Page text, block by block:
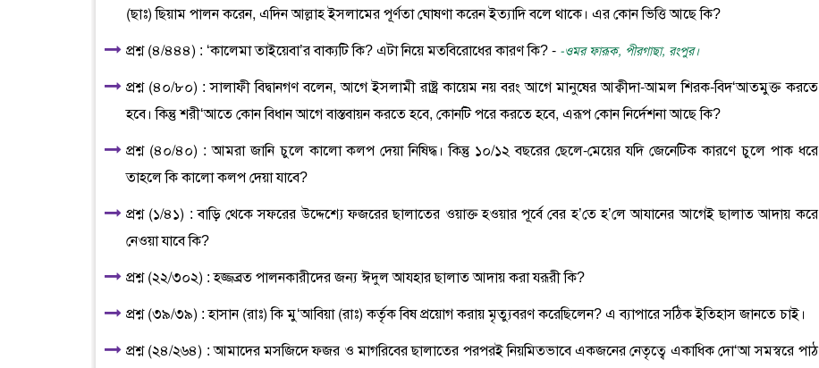
(ছাঃ) ছিয়াম পালন করেন, এদিন আল্লাহ ইসলামের পূর্ণতা ঘোষণা করেন ইত্যাদি বলে থাকে। এর কোন ভিত্তি আছে কি?
প্রশ্ন (৪/৪৪৪) : ‘কালেমা তাইয়েবা’র বাক্যটি কি? এটা নিয়ে মতবিরোধের কারণ কি? - -ওমর ফারূক, পীরগাছা, রংপুর।
প্রশ্ন (৪০/৮০) : সালাফী বিদ্বানগণ বলেন, আগে ইসলামী রাষ্ট্র কায়েম নয় বরং আগে মানুষের আক্বীদা-আমল শিরক-বিদ‘আতমুক্ত করতে
হবে। কিন্তু শরী‘আতে কোন বিধান আগে বাস্তবায়ন করতে হবে, কোনটি পরে করতে হবে, এরূপ কোন নির্দেশনা আছে কি?
প্রশ্ন (৪০/৪০) : আমরা জানি চুলে কালো কলপ দেয়া নিষিদ্ধ। কিন্তু ১০/১২ বছরের ছেলে-মেয়ের যদি জেনেটিক কারণে চুলে পাক ধরে
তাহলে কি কালো কলপ দেয়া যাবে?
প্রশ্ন (১/৪১) : বাড়ি থেকে সফরের উদ্দেশ্যে ফজরের ছালাতের ওয়াক্ত হওয়ার পূর্বে বের হ’তে হ’লে আযানের আগেই ছালাত আদায় করে
নেওয়া যাবে কি?
প্রশ্ন (২২/৩০২) : হজ্জব্রত পালনকারীদের জন্য ঈদুল আযহার ছালাত আদায় করা যরূরী কি?
প্রশ্ন (৩৯/৩৯) : হাসান (রাঃ) কি মু‘আবিয়া (রাঃ) কর্তৃক বিষ প্রয়োগ করায় মৃত্যুবরণ করেছিলেন? এ ব্যাপারে সঠিক ইতিহাস জানতে চাই।
প্রশ্ন (২৪/২৬৪) : আমাদের মসজিদে ফজর ও মাগরিবের ছালাতের পরপরই নিয়মিতভাবে একজনের নেতৃত্বে একাধিক দো‘আ সমস্বরে পাঠ